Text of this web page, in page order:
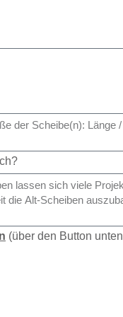
(über den Button unten